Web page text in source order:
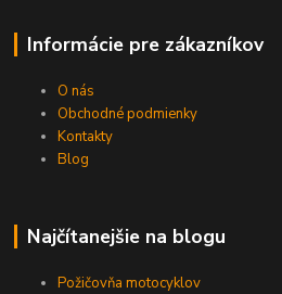
Informácie pre zákazníkov
O nás
Obchodné podmienky
Kontakty
Blog
Najčítanejšie na blogu
Požičovňa motocyklov